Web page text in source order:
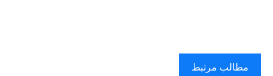
مطالب مرتبط